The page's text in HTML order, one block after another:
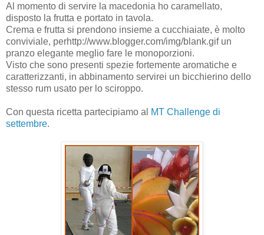
Al momento di servire la macedonia ho caramellato,
disposto la frutta e portato in tavola.
Crema e frutta si prendono insieme a cucchiaiate, è molto
conviviale, perhttp://www.blogger.com/img/blank.gif un
pranzo elegante meglio fare le monoporzioni.
Visto che sono presenti spezie fortemente aromatiche e
caratterizzanti, in abbinamento servirei un bicchierino dello
stesso rum usato per lo sciroppo.
Con questa ricetta partecipiamo al
MT Challenge di
settembre.